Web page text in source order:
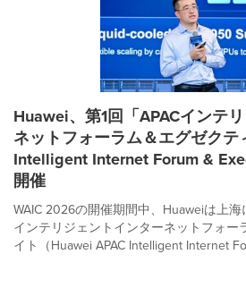
Huawei、第1回「APACインテ
ネットフォーラム＆エグゼクテ
Intelligent Internet Forum &
開催
WAIC 2026の開催期間中、Huaweiは上海
インテリジェントインターネットフォー
イト（Huawei APAC Intelligent Internet